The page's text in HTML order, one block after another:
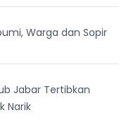
Warga dan Sopir
Jabar Tertibkan
Narik